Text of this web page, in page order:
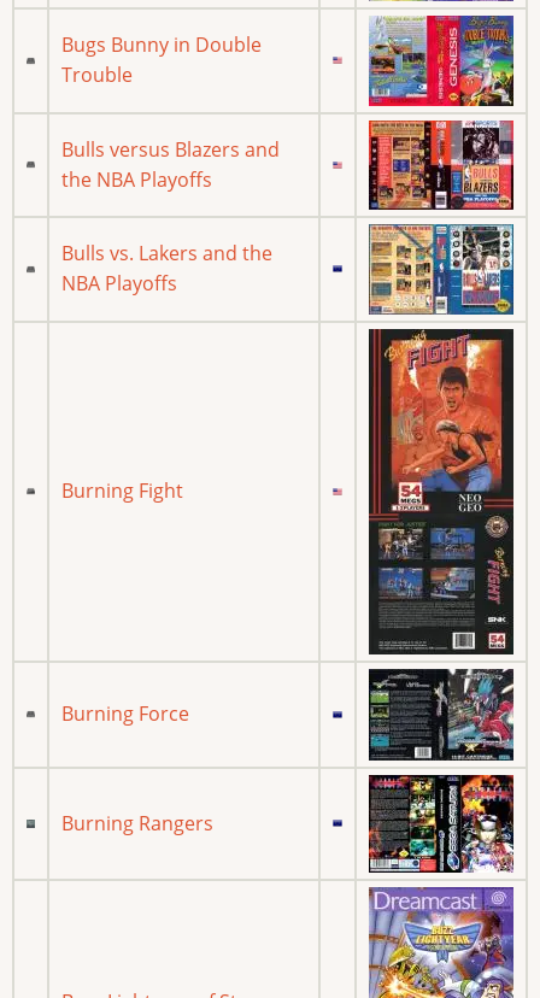
Bugs Bunny in Double
Trouble
Bulls versus Blazers and
the NBA Playoffs
Bulls vs. Lakers and the
NBA Playoffs
Burning Fight
Burning Force
Burning Rangers